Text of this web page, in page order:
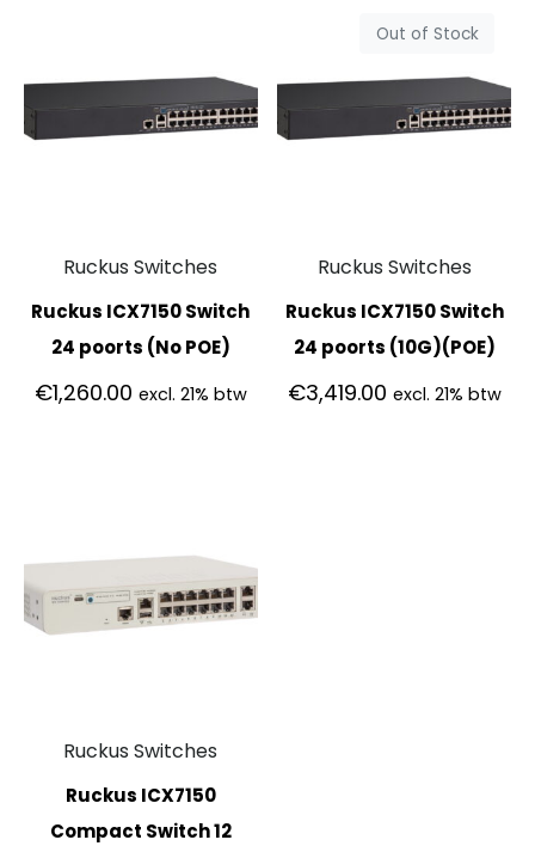
Ruckus Switches
Ruckus ICX7150 Switch
24 poorts (No POE)
€1,260.00 excl. 21% btw
Out of Stock
Ruckus Switches
Ruckus ICX7150 Switch
24 poorts (10G)(POE)
€3,419.00 excl. 21% btw
Ruckus Switches
Ruckus ICX7150
Compact Switch 12